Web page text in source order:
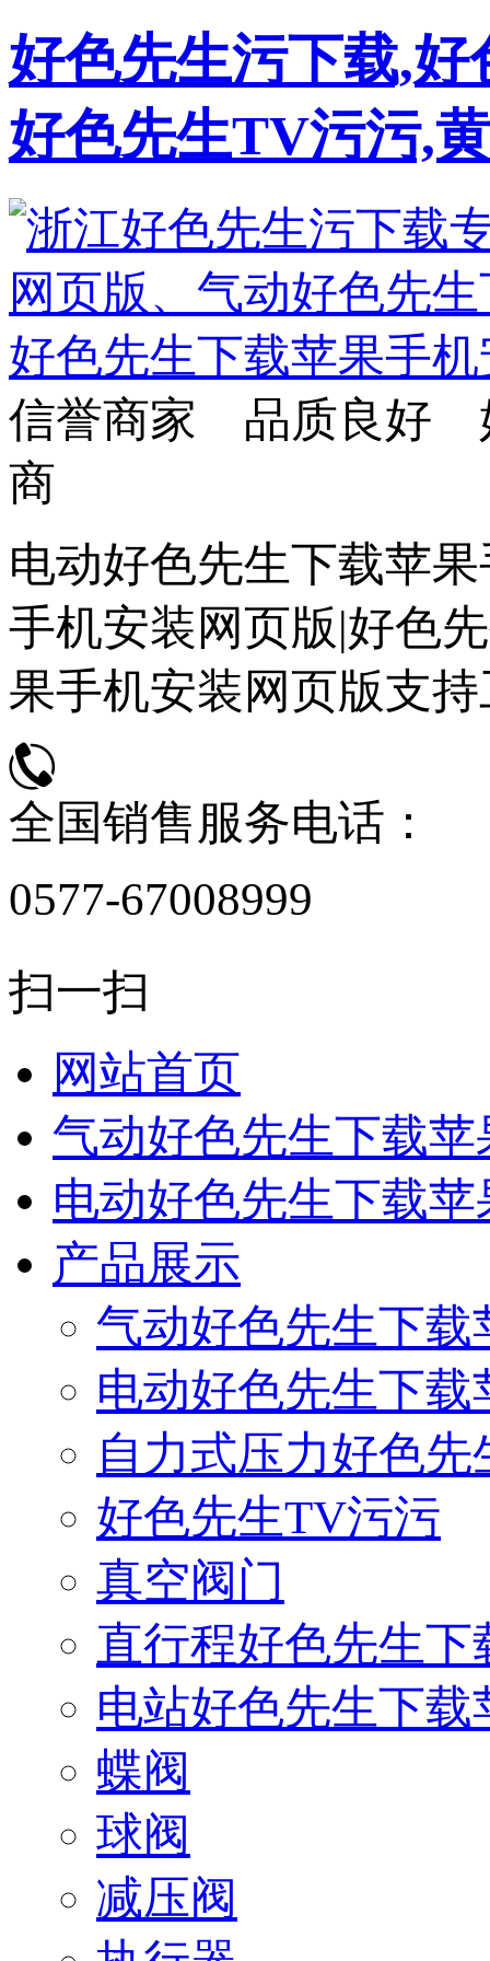
好色先生污下载,
好色先生TV污污,
信誉商家 品质良好
商
电动好色先生下载苹
手机安装网页版|好色
果手机安装网页版支
全国销售服务电话：
0577-67008999
扫一扫
网站首页
气动好色先生下载
电动好色先生下载
产品展示
气动好色先生下
电动好色先生下
自力式压力好色
好色先生TV污污
真空阀门
直行程好色先生
电站好色先生下
蝶阀
球阀
减压阀